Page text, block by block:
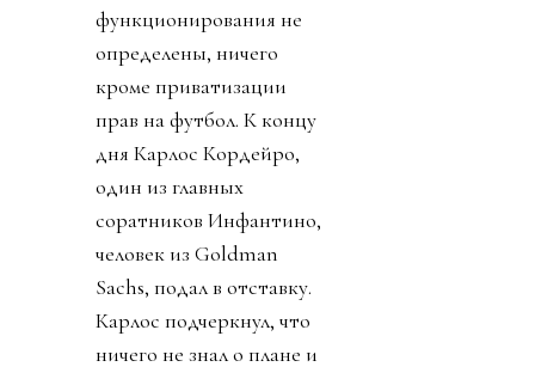
функционирования не
определены, ничего
кроме приватизации
прав на футбол. К концу
дня Карлос Кордейро,
один из главных
соратников Инфантино,
человек из Goldman
Sachs, подал в отставку.
Карлос подчеркнул, что
ничего не знал о плане и